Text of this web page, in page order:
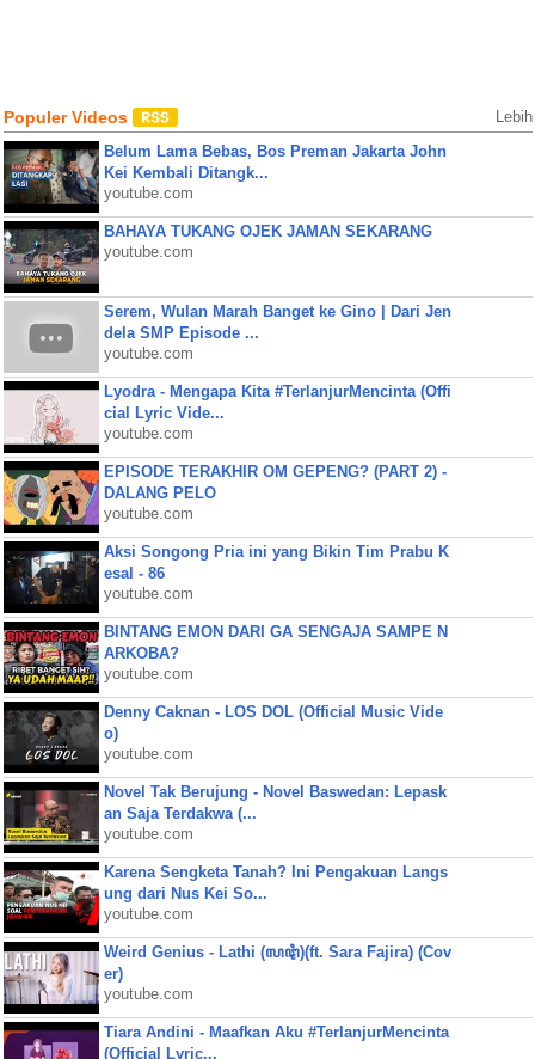
Populer Videos Lebih
Belum Lama Bebas, Bos Preman Jakarta John
Kei Kembali Ditangk...
youtube.com
BAHAYA TUKANG OJEK JAMAN SEKARANG
youtube.com
Serem, Wulan Marah Banget ke Gino | Dari Jen
dela SMP Episode ...
youtube.com
Lyodra - Mengapa Kita #TerlanjurMencinta (Offi
cial Lyric Vide...
youtube.com
EPISODE TERAKHIR OM GEPENG? (PART 2) -
DALANG PELO
youtube.com
Aksi Songong Pria ini yang Bikin Tim Prabu K
esal - 86
youtube.com
BINTANG EMON DARI GA SENGAJA SAMPE N
ARKOBA?
youtube.com
Denny Caknan - LOS DOL (Official Music Vide
o)
youtube.com
Novel Tak Berujung - Novel Baswedan: Lepask
an Saja Terdakwa (...
youtube.com
Karena Sengketa Tanah? Ini Pengakuan Langs
ung dari Nus Kei So...
youtube.com
Weird Genius - Lathi (ꦭꦛꦶ)(ft. Sara Fajira) (Cov
er)
youtube.com
Tiara Andini - Maafkan Aku #TerlanjurMencinta
(Official Lyric...